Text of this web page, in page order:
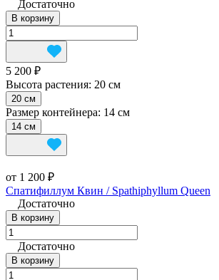
Достаточно
В корзину
5 200 ₽
Высота растения: 20 см
20 см
Размер контейнера: 14 см
14 см
от 1 200 ₽
Спатифиллум Квин / Spathiphyllum Queen
Достаточно
В корзину
Достаточно
В корзину